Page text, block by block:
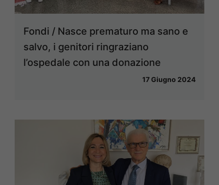
Fondi / Nasce prematuro ma sano e
salvo, i genitori ringraziano
l’ospedale con una donazione
17 Giugno 2024